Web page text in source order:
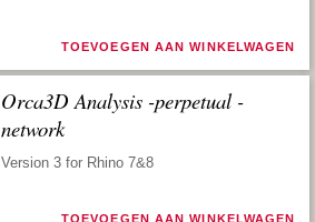
TOEVOEGEN AAN WINKELWAGEN
Orca3D Analysis -perpetual -
network
Version 3 for Rhino 7&8
TOEVOEGEN AAN WINKELWAGEN